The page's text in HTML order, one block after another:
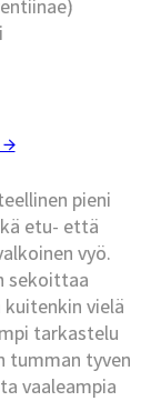
→
pieni
etu- että
vyö.
sekoittaa
kuitenkin vielä
tarkastelu
tumman tyven
vaaleampia